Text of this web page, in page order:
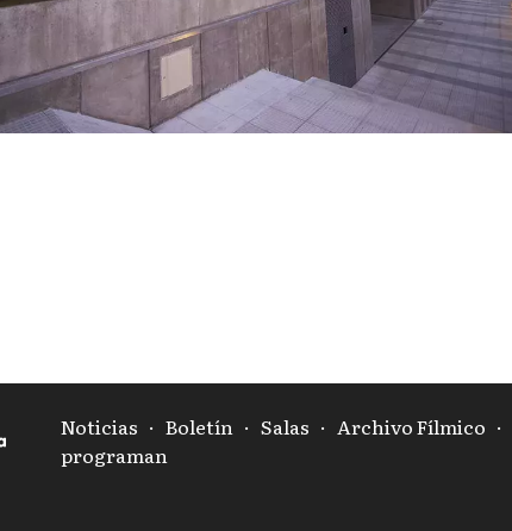
Noticias · Boletín · Salas · Archivo Fílmico ·
programan